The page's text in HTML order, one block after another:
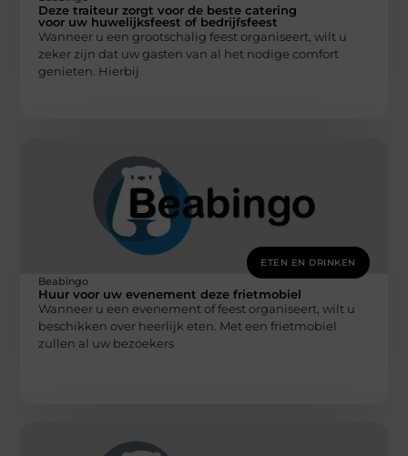
Deze traiteur zorgt voor de beste catering
voor uw huwelijksfeest of bedrijfsfeest
Wanneer u een grootschalig feest organiseert, wilt u
zeker zijn dat uw gasten van al het nodige comfort
genieten. Hierbij
ETEN EN DRINKEN
Beabingo
Huur voor uw evenement deze frietmobiel
Wanneer u een evenement of feest organiseert, wilt u
beschikken over heerlijk eten. Met een frietmobiel
zullen al uw bezoekers